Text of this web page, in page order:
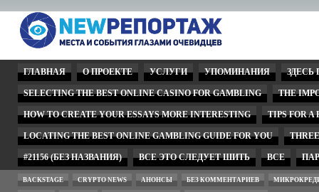
ГЛАВНАЯ О ПРОЕКТЕ УСЛУГИ УПОМИНАНИЯ
SELECTING THE BEST ONLINE CASINO FOR GAMBLING THE
HOW TO CREATE YOUR ESSAYS MORE INTERESTING TIPS FOR A
LOCATING THE BEST ONLINE GAMBLING GUIDE FOR YOU
#21156 (БЕЗ НАЗВАНИЯ) ВСЕ ЭТО СЛЕДУЕТ ШИТЬ ВСЕ
BACKSTAGE CRYPTO NEWS АНОНСЫ БЕЗ КОММЕНТАРИЕВ